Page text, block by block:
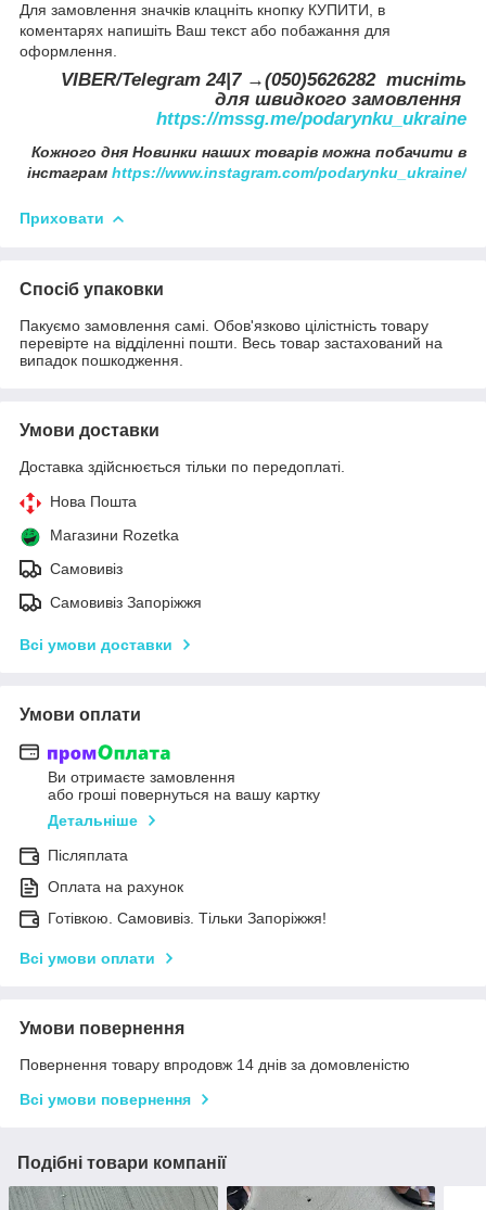
Для замовлення значків клацніть кнопку КУПИТИ, в
коментарях напишіть Ваш текст або побажання для
оформлення.
VIBER/Telegram 24|7 →(050)5626282 тисніть
для швидкого замовлення
https://mssg.me/podarynku_ukraine
Кожного дня Новинки наших товарів можна побачити в
інстаграм https://www.instagram.com/podarynku_ukraine/
Приховати
Спосіб упаковки
Пакуємо замовлення самі. Обов'язково цілістність товару
перевірте на відділенні пошти. Весь товар застахований на
випадок пошкодження.
Умови доставки
Доставка здійснюється тільки по передоплаті.
Нова Пошта
Магазини Rozetka
Самовивіз
Самовивіз Запоріжжя
Всі умови доставки
Умови оплати
Ви отримаєте замовлення
або гроші повернуться на вашу картку
Детальніше
Післяплата
Оплата на рахунок
Готівкою. Самовивіз. Тільки Запоріжжя!
Всі умови оплати
Умови повернення
Повернення товару впродовж 14 днів за домовленістю
Всі умови повернення
Подібні товари компанії